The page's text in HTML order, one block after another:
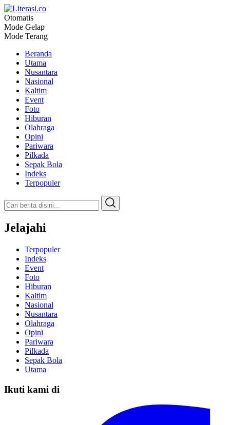
Literasi.co
Pilar Informasi
Otomatis
Mode Gelap
Mode Terang
Beranda
Utama
Nusantara
Nasional
Kaltim
Event
Foto
Hiburan
Olahraga
Opini
Pariwara
Pilkada
Sepak Bola
Indeks
Terpopuler
Jelajahi
Terpopuler
Indeks
Event
Foto
Hiburan
Kaltim
Nasional
Nusantara
Olahraga
Opini
Pariwara
Pilkada
Sepak Bola
Utama
Ikuti kami di